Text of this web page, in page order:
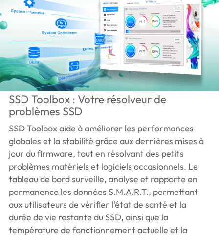
SSD Toolbox : Votre résolveur de
problèmes SSD
SSD Toolbox aide à améliorer les performances
globales et la stabilité grâce aux dernières mises à
jour du firmware, tout en résolvant des petits
problèmes matériels et logiciels occasionnels. Le
tableau de bord surveille, analyse et rapporte en
permanence les données S.M.A.R.T., permettant
aux utilisateurs de vérifier l'état de santé et la
durée de vie restante du SSD, ainsi que la
température de fonctionnement actuelle et la